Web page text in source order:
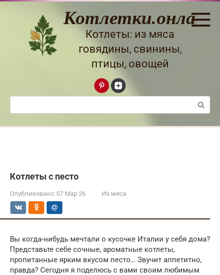
Перейти
Котлетки.онлайн
Котлеты: из мяса
говядины, свинины,
птицы, овощей
Поиск:
Котлеты с песто
Опубликовано: 07 Мар 26 Из мяса
Вы когда-нибудь мечтали о кусочке Италии у себя дома?
Представьте себе сочные, ароматные котлеты,
пропитанные ярким вкусом песто… Звучит аппетитно,
правда? Сегодня я поделюсь с вами своим любимым